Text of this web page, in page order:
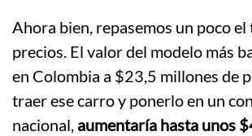
Ahora bien, repasemos un poco el
precios. El valor del modelo más
en Colombia a $23,5 millones de
traer ese carro y ponerlo en un
nacional, aumentaría hasta unos